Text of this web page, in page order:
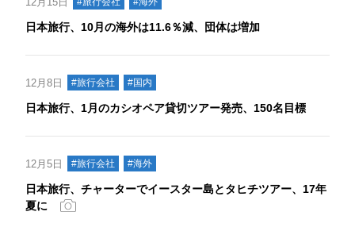
日本旅行、10月の海外は11.6％減、団体は増加
12月8日 #旅行会社 #国内
日本旅行、1月のカシオペア貸切ツアー発売、150名目標
12月5日 #旅行会社 #海外
日本旅行、チャーターでイースター島とタヒチツアー、17年
夏に